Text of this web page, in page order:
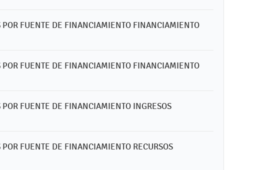
FUENTE DE FINANCIAMIENTO FINANCIAMIENTO
FUENTE DE FINANCIAMIENTO FINANCIAMIENTO
FUENTE DE FINANCIAMIENTO INGRESOS
FUENTE DE FINANCIAMIENTO RECURSOS